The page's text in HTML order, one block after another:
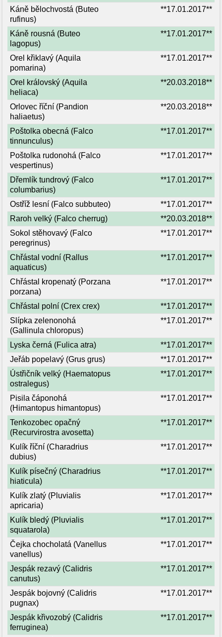
Káně bělochvostá (Buteo
rufinus)
**17.01.2017**
Káně rousná (Buteo
lagopus)
**17.01.2017**
Orel křiklavý (Aquila
pomarina)
**17.01.2017**
Orel královský (Aquila
heliaca)
**20.03.2018**
Orlovec říční (Pandion
haliaetus)
**20.03.2018**
Poštolka obecná (Falco
tinnunculus)
**17.01.2017**
Poštolka rudonohá (Falco
vespertinus)
**17.01.2017**
Dřemlík tundrový (Falco
columbarius)
**17.01.2017**
Ostříž lesní (Falco subbuteo)
**17.01.2017**
Raroh velký (Falco cherrug)
**20.03.2018**
Sokol stěhovavý (Falco
peregrinus)
**17.01.2017**
Chřástal vodní (Rallus
aquaticus)
**17.01.2017**
Chřástal kropenatý (Porzana
porzana)
**17.01.2017**
Chřástal polní (Crex crex)
**17.01.2017**
Slípka zelenonohá
(Gallinula chloropus)
**17.01.2017**
Lyska černá (Fulica atra)
**17.01.2017**
Jeřáb popelavý (Grus grus)
**17.01.2017**
Ústřičník velký (Haematopus
ostralegus)
**17.01.2017**
Pisila čáponohá
(Himantopus himantopus)
**17.01.2017**
Tenkozobec opačný
(Recurvirostra avosetta)
**17.01.2017**
Kulík říční (Charadrius
dubius)
**17.01.2017**
Kulík písečný (Charadrius
hiaticula)
**17.01.2017**
Kulík zlatý (Pluvialis
apricaria)
**17.01.2017**
Kulík bledý (Pluvialis
squatarola)
**17.01.2017**
Čejka chocholatá (Vanellus
vanellus)
**17.01.2017**
Jespák rezavý (Calidris
canutus)
**17.01.2017**
Jespák bojovný (Calidris
pugnax)
**17.01.2017**
Jespák křivozobý (Calidris
ferruginea)
**17.01.2017**